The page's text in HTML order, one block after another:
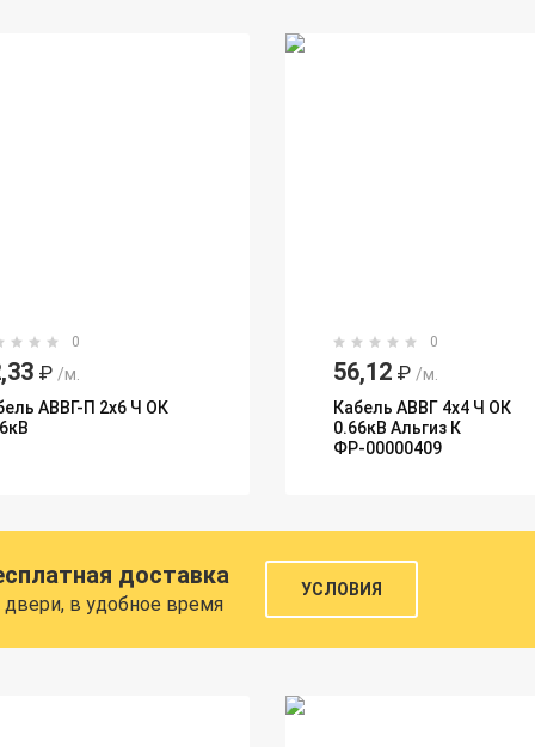
0
₽ /м.
АВВГ-П 2х6 Ч ОК
0
56,12 ₽ /м.
Кабель АВВГ 4х4 Ч ОК
0.66кВ Альгиз К
ФР-00000409
доставка
двери, в удобное время
УСЛОВИЯ